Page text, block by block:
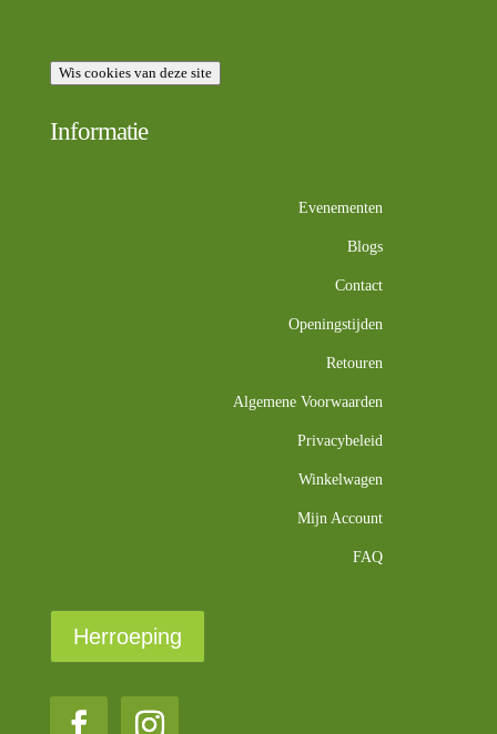
Wis cookies van deze site
Informatie
Evenementen
Blogs
Contact
Openingstijden
Retouren
Algemene Voorwaarden
Privacybeleid
Winkelwagen
Mijn Account
FAQ
Herroeping